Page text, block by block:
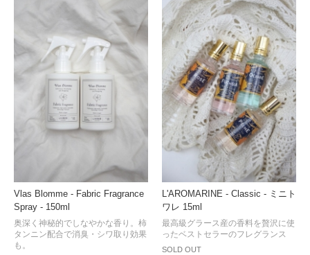
Vlas Blomme - Fabric Fragrance
Spray - 150ml
奥深く神秘的でしなやかな香り。柿
タンニン配合で消臭・シワ取り効果
も。
L'AROMARINE - Classic - ミニト
ワレ 15ml
SOLD OUT
最高級グラース産の香料を贅沢に使
ったベストセラーのフレグランス